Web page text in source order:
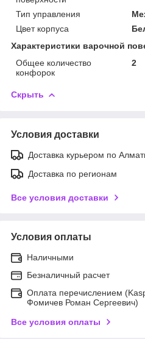
Тип управления
Цвет корпуса
Характеристики варочной
Общее количество
конфорок
2
Скрыть
Условия доставки
Доставка курьером по
Доставка по регионам
Все условия доставки
Условия оплаты
Наличными
Безналичный расчет
Оплата перечислением
Фомичев Роман Сергеевич)
Все условия оплаты